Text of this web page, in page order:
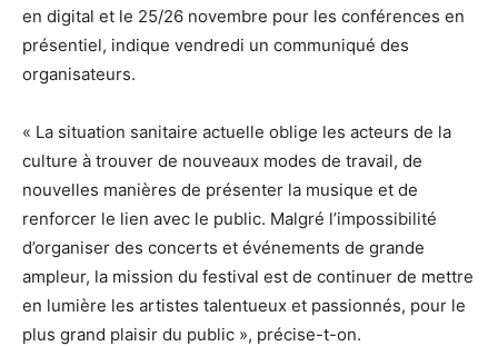
en digital et le 25/26 novembre pour les conférences en
présentiel, indique vendredi un communiqué des
organisateurs.
« La situation sanitaire actuelle oblige les acteurs de la
culture à trouver de nouveaux modes de travail, de
nouvelles manières de présenter la musique et de
renforcer le lien avec le public. Malgré l’impossibilité
d’organiser des concerts et événements de grande
ampleur, la mission du festival est de continuer de mettre
en lumière les artistes talentueux et passionnés, pour le
plus grand plaisir du public », précise-t-on.